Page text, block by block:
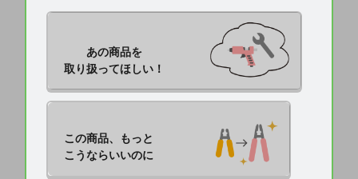
あの商品を
取り扱ってほしい！
この商品、もっと
こうならいいのに